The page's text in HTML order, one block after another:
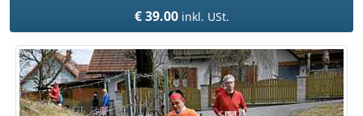
€ 39.00 inkl. USt.